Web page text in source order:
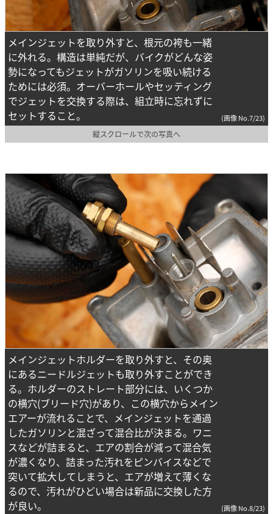
メインジェットを取り外すと、根元の袴も一緒
に外れる。構造は単純だが、バイクがどんな姿
勢になってもジェットがガソリンを吸い続ける
ためには必須。オーバーホールやセッティング
でジェットを交換する際は、組立時に忘れずに
セットすること。
(画像 No.7/23)
縦スクロールで次の写真へ
メインジェットホルダーを取り外すと、その奥
にあるニードルジェットも取り外すことができ
る。ホルダーのストレート部分には、いくつか
の横穴(ブリード穴)があり、この横穴からメイン
エアーが流れることで、メインジェットを通過
したガソリンと混ざって混合比が決まる。ワニ
スなどが詰まると、エアの割合が減って混合気
が濃くなり、詰まった汚れをピンバイスなどで
突いて拡大してしまうと、エアが増えて薄くな
るので、汚れがひどい場合は新品に交換した方
が良い。
(画像 No.8/23)